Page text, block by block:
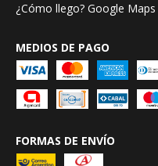
¿Cómo llego? Google Maps
MEDIOS DE PAGO
FORMAS DE ENVÍO